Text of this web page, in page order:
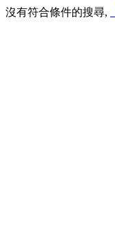
沒有符合條件的搜尋,